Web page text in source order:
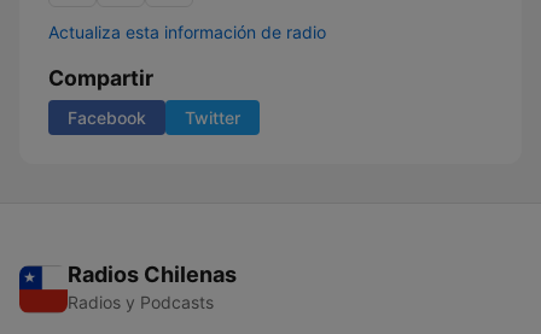
Actualiza esta información de radio
Compartir
Facebook Twitter
Radios Chilenas
Radios y Podcasts